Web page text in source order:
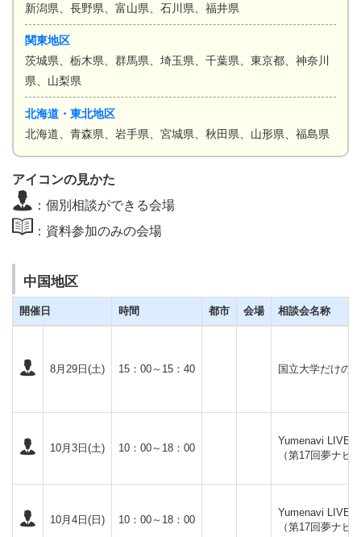
新潟県、長野県、富山県、石川県、福井県
関東地区
茨城県、栃木県、群馬県、埼玉県、千葉県、東京都、神奈川
県、山梨県
北海道・東北地区
北海道、青森県、岩手県、宮城県、秋田県、山形県、福島県
アイコンの見かた
：個別相談ができる会場
：資料参加のみの会場
中国地区
開催日 時間 都市 会場 相談会名称
8月29日(土) 15：00～15：40 国立大学だけの
10月3日(土) 10：00～18：00
Yumenavi
（第17回夢ナビ
10月4日(日) 10：00～18：00
Yumenavi
（第17回夢ナビ